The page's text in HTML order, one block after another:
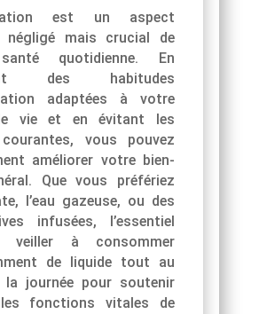
est un aspect
négligé mais crucial de
quotidienne. En
des habitudes
adaptées à votre
vie et en évitant les
vous pouvez
améliorer votre bien-
Que vous préfériez
l’eau gazeuse, ou des
infusées, l’essentiel
à consommer
de liquide tout au
la journée pour soutenir
fonctions vitales de